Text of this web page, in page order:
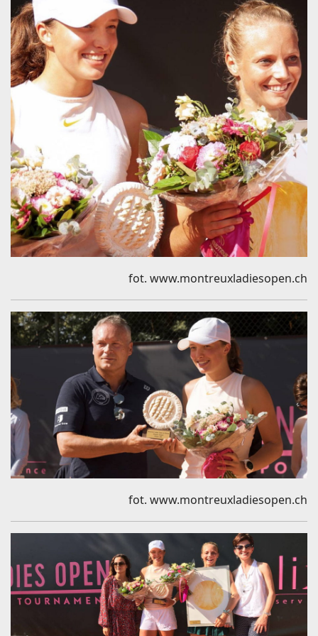
fot. www.montreuxladiesopen.ch
fot. www.montreuxladiesopen.ch